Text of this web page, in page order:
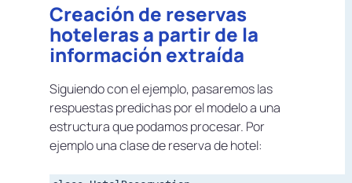
Creación de reservas
hoteleras a partir de la
información extraída
Siguiendo con el ejemplo, pasaremos las
respuestas predichas por el modelo a una
estructura que podamos procesar. Por
ejemplo una clase de reserva de hotel: